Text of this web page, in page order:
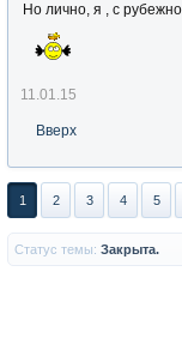
Но лично, я , с
11.01.15
Вверх
1 2 3 4 5
Статус темы: Закрыта.